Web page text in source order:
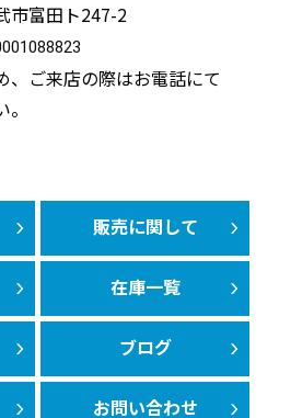
市富田ト247-2
ご来店の際はお電話にて
販売に関して
在庫一覧
ブログ
お問い合わせ